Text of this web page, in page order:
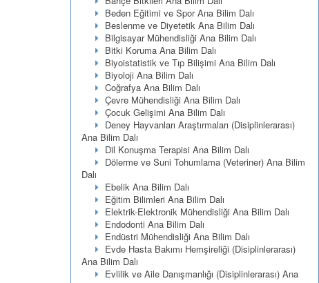
Beden Eğitimi ve Spor Ana Bilim Dalı
Beslenme ve Diyetetik Ana Bilim Dalı
Bilgisayar Mühendisliği Ana Bilim Dalı
Bitki Koruma Ana Bilim Dalı
Biyoistatistik ve Tıp Bilişimi Ana Bilim Dalı
Biyoloji Ana Bilim Dalı
Coğrafya Ana Bilim Dalı
Çevre Mühendisliği Ana Bilim Dalı
Çocuk Gelişimi Ana Bilim Dalı
Deney Hayvanları Araştırmaları (Disiplinlerarası)
Ana Bilim Dalı
Dil Konuşma Terapisi Ana Bilim Dalı
Dölerme ve Suni Tohumlama (Veteriner) Ana Bilim
Dalı
Ebelik Ana Bilim Dalı
Eğitim Bilimleri Ana Bilim Dalı
Elektrik-Elektronik Mühendisliği Ana Bilim Dalı
Endodonti Ana Bilim Dalı
Endüstri Mühendisliği Ana Bilim Dalı
Evde Hasta Bakımı Hemşireliği (Disiplinlerarası)
Ana Bilim Dalı
Evlilik ve Aile Danışmanlığı (Disiplinlerarası) Ana